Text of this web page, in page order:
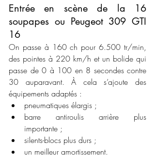
Entrée en scène de la 16
soupapes ou Peugeot 309 GTI
16
On passe à 160 ch pour 6.500 tr/min,
des pointes à 220 km/h et un bolide qui
passe de 0 à 100 en 8 secondes contre
30 auparavant. À cela s’ajoute des
équipements adaptés :
pneumatiques élargis ;
barre antiroulis arrière plus
importante ;
silents-blocs plus durs ;
un meilleur amortissement.